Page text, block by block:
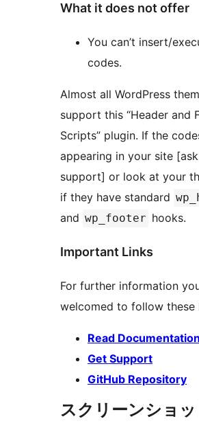
What it does not offer
You can’t insert/
codes.
Almost all WordPress
support this “Header and
Scripts” plugin. If the
appearing in your site
support] or look at your
if they have standard
and wp_footer hooks.
Important Links
For further information
welcomed to follow these
Read Documentation
Get Support
GitHub Repository
スクリーンショッ